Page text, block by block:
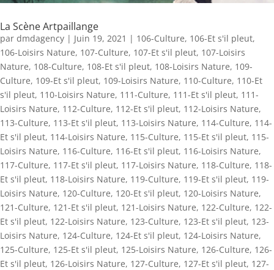
La Scène Artpaillange
par dmdagency | Juin 19, 2021 | 106-Culture, 106-Et s'il pleut,
106-Loisirs Nature, 107-Culture, 107-Et s'il pleut, 107-Loisirs
Nature, 108-Culture, 108-Et s'il pleut, 108-Loisirs Nature, 109-
Culture, 109-Et s'il pleut, 109-Loisirs Nature, 110-Culture, 110-Et
s'il pleut, 110-Loisirs Nature, 111-Culture, 111-Et s'il pleut, 111-
Loisirs Nature, 112-Culture, 112-Et s'il pleut, 112-Loisirs Nature,
113-Culture, 113-Et s'il pleut, 113-Loisirs Nature, 114-Culture, 114-
Et s'il pleut, 114-Loisirs Nature, 115-Culture, 115-Et s'il pleut, 115-
Loisirs Nature, 116-Culture, 116-Et s'il pleut, 116-Loisirs Nature,
117-Culture, 117-Et s'il pleut, 117-Loisirs Nature, 118-Culture, 118-
Et s'il pleut, 118-Loisirs Nature, 119-Culture, 119-Et s'il pleut, 119-
Loisirs Nature, 120-Culture, 120-Et s'il pleut, 120-Loisirs Nature,
121-Culture, 121-Et s'il pleut, 121-Loisirs Nature, 122-Culture, 122-
Et s'il pleut, 122-Loisirs Nature, 123-Culture, 123-Et s'il pleut, 123-
Loisirs Nature, 124-Culture, 124-Et s'il pleut, 124-Loisirs Nature,
125-Culture, 125-Et s'il pleut, 125-Loisirs Nature, 126-Culture, 126-
Et s'il pleut, 126-Loisirs Nature, 127-Culture, 127-Et s'il pleut, 127-